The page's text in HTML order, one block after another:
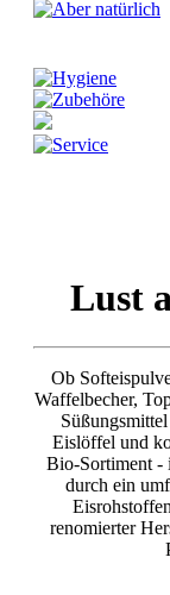
Lust
Ob
Waffelbecher,
Eislöffel und
Bio-Sortiment -
durch ein
renomierter